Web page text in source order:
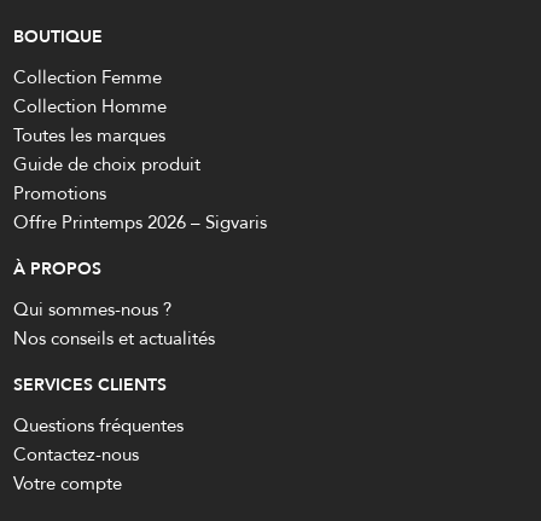
BOUTIQUE
Collection Femme
Collection Homme
Toutes les marques
Guide de choix produit
Promotions
Offre Printemps 2026 – Sigvaris
À PROPOS
Qui sommes-nous ?
Nos conseils et actualités
SERVICES CLIENTS
Questions fréquentes
Contactez-nous
Votre compte